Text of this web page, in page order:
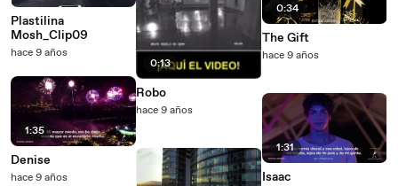
Plastilina
Mosh_Clip09
hace 9 años
1:35
Denise
hace 9 años
0:13
Robo
hace 9 años
0:34
The Gift
hace 9 años
1:31
Isaac